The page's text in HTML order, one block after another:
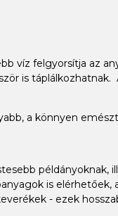
víz felgyorsítja az
is
a könnyen
is
- ezek